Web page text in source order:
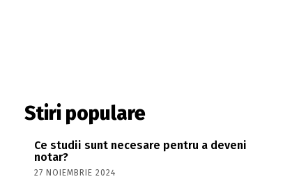
Stiri populare
Ce studii sunt necesare pentru a deveni
notar?
27 NOIEMBRIE 2024